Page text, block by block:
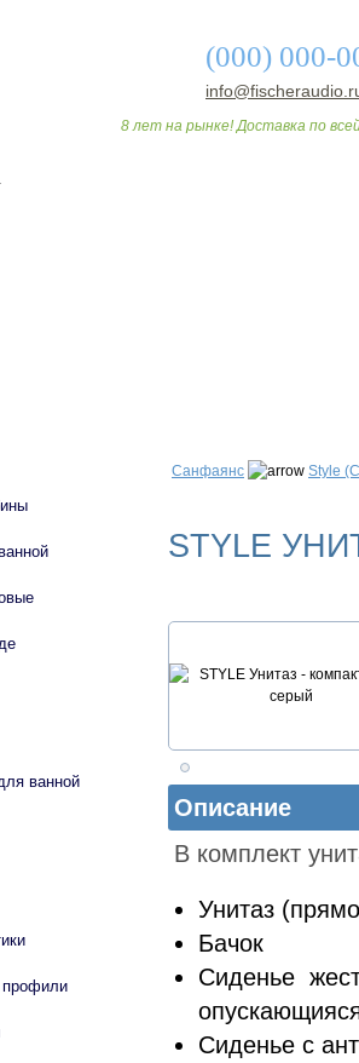
(000) 000-
8 лет на рынке! Доставка по
Санфаянс Style
STYLE
Описание
В комплект
Унитаз
Бачок
Сиденье
Сиденье с
ванной
профили